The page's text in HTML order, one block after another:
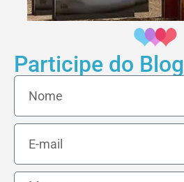
Participe do Blog